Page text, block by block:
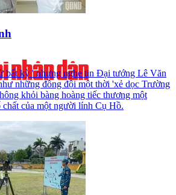
bất kỳ ' nhưng nghe tin Đại tướng Lê Văn
những đồng đội một thời 'xẻ dọc Trường
khỏi bàng hoàng tiếc thương một
của một người lính Cụ Hồ.